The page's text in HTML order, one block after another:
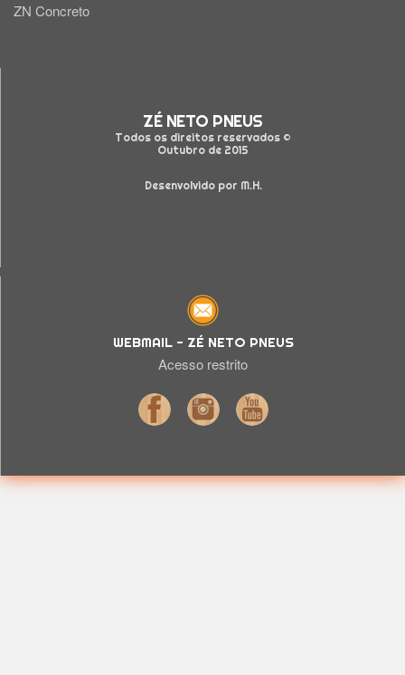
ZN Concreto
ZÉ NETO PNEUS
Todos os direitos reservados ©
Outubro de 2015
Desenvolvido por M.H.
WEBMAIL - ZÉ NETO PNEUS
Acesso restrito